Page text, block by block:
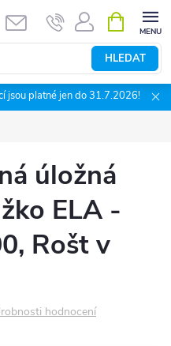
HLEDAT
NÁKUPNÍ
KOŠÍK
jsou platné jen do 31.7.2026!
úložná
ELA -
Rošt v
hodnocení